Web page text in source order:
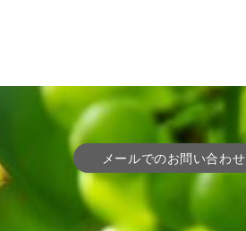
メールでのお問い合わせ